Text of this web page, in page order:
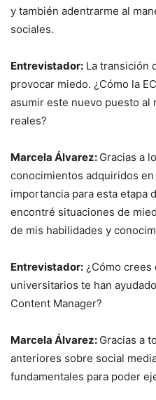
y también adentrarme al
sociales.
Entrevistador: La transición
provocar miedo. ¿Cómo la
asumir este nuevo puesto al
reales?
Marcela Álvarez: Gracias a
conocimientos adquiridos
importancia para esta etapa
encontré situaciones de
de mis habilidades y
Entrevistador: ¿Cómo crees
universitarios te han
Content Manager?
Marcela Álvarez: Gracias a
anteriores sobre social
fundamentales para poder